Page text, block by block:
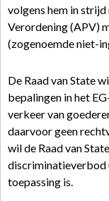
volgens hem in
Verordening (APV)
(zogenoemde niet-
De Raad van State
bepalingen in het
verkeer van
daarvoor geen
wil de Raad van
discriminatieverbod
toepassing is.